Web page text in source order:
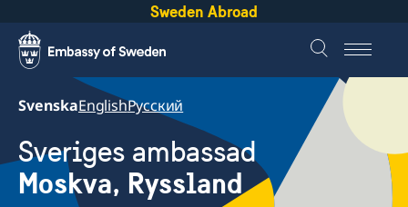
Sweden Abroad
SvenskaEnglishРусский
Sveriges ambassad
Moskva, Ryssland